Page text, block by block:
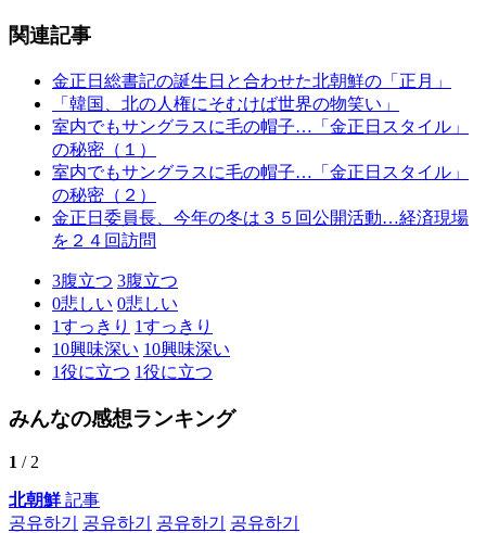
関連記事
金正日総書記の誕生日と合わせた北朝鮮の「正月」
「韓国、北の人権にそむけば世界の物笑い」
室内でもサングラスに毛の帽子…「金正日スタイル」
の秘密（１）
室内でもサングラスに毛の帽子…「金正日スタイル」
の秘密（２）
金正日委員長、今年の冬は３５回公開活動…経済現場
を２４回訪問
3腹立つ 3腹立つ
0悲しい 0悲しい
1すっきり 1すっきり
10興味深い 10興味深い
1役に立つ 1役に立つ
みんなの感想ランキング
1 / 2
北朝鮮記事
공유하기
공유하기 공유하기 공유하기